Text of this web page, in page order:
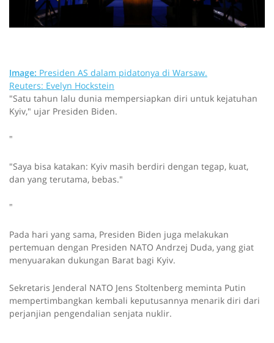
Image: Presiden AS dalam pidatonya di Warsaw.
Reuters: Evelyn Hockstein
"Satu tahun lalu dunia mempersiapkan diri untuk kejatuhan
Kyiv," ujar Presiden Biden.
"
"Saya bisa katakan: Kyiv masih berdiri dengan tegap, kuat,
dan yang terutama, bebas."
"
Pada hari yang sama, Presiden Biden juga melakukan
pertemuan dengan Presiden NATO Andrzej Duda, yang giat
menyuarakan dukungan Barat bagi Kyiv.
Sekretaris Jenderal NATO Jens Stoltenberg meminta Putin
mempertimbangkan kembali keputusannya menarik diri dari
perjanjian pengendalian senjata nuklir.